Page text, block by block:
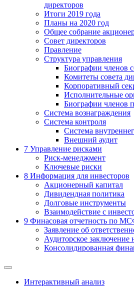
директоров
Итоги 2019 года
Планы на 2020 год
Общее собрание
Совет директоров
Правление
Структура управления
Биографии членов
Комитеты совета
Корпоративный
Исполнительные
Биографии членов
Система вознаграждения
Система контроля
Система
Внешний аудит
7 Управление рисками
Риск-менеджмент
Ключевые риски
8 Информация для инвесторов
Акционерный капитал
Дивидендная политика
Долговые инструменты
Взаимодействие с
9 Финасовая отчетность по
Заявление об
Аудиторское заключение
Консолидированная
Интерактивный анализ